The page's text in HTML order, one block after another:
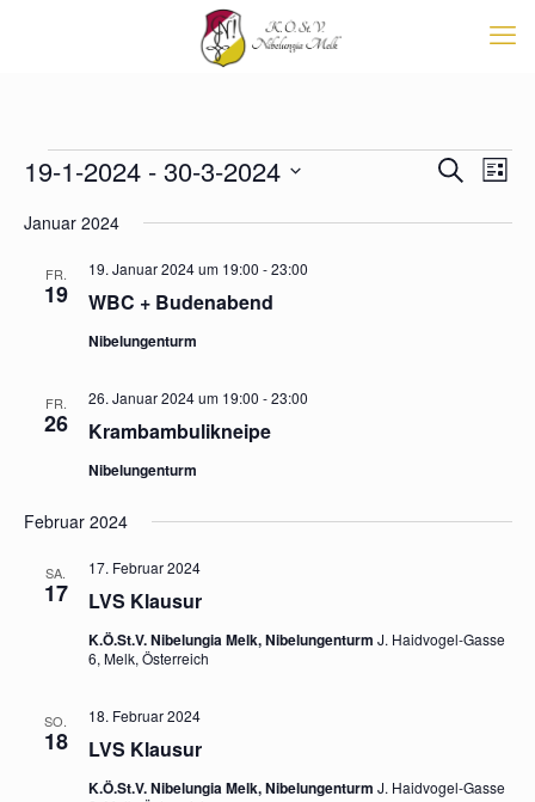
Veranstaltungen
Suche
SucheListe
19-1-2024 - 30-3-2024
wählen.
Januar 2024
FR.
19 WBC + Budenabend
19. Januar 2024 um 19:00 -23:00
Nibelungenturm
FR.
26 Krambambulikneipe
26. Januar 2024 um 19:00 -23:00
Nibelungenturm
Februar 2024
SA.
17 LVS Klausur
17. Februar 2024
K.Ö.St.V. Nibelungia Melk, Nibelungenturm J. Haidvogel-Gasse
6, Melk, Österreich
SO.
18 LVS Klausur
18. Februar 2024
K.Ö.St.V. Nibelungia Melk, Nibelungenturm J. Haidvogel-Gasse